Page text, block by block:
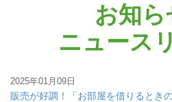
お知ら
ニュース
2025年01月09日
販売が好調！「お部屋を借りるとき